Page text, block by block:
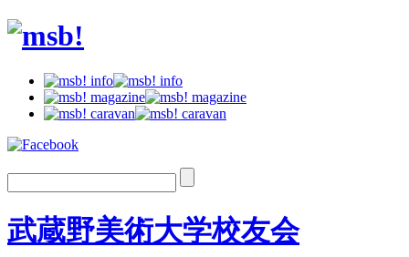
武蔵野美術大学校友会